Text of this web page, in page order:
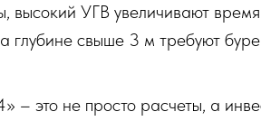
высокий УГВ увеличивают
глубине свыше 3 м требуют
это не просто расчеты, а